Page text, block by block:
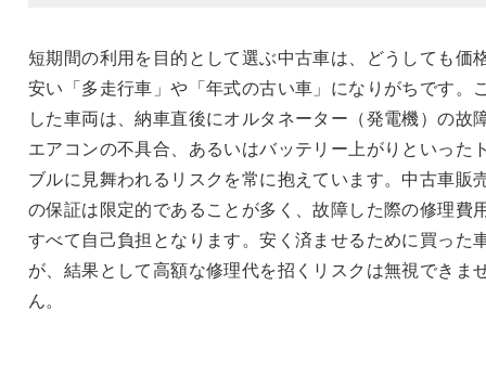
短期間の利用を目的として選ぶ中古車は、どうしても価
安い「多走行車」や「年式の古い車」になりがちです。
した車両は、納車直後にオルタネーター（発電機）の故
エアコンの不具合、あるいはバッテリー上がりといった
ブルに見舞われるリスクを常に抱えています。中古車販
の保証は限定的であることが多く、故障した際の修理費
すべて自己負担となります。安く済ませるために買った
が、結果として高額な修理代を招くリスクは無視できま
ん。